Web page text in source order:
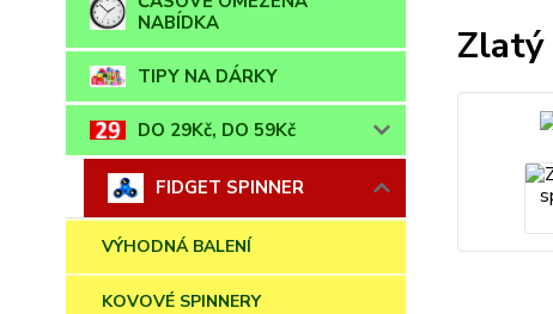
NABÍDKA
TIPY NA DÁRKY
DO 29Kč, DO 59Kč
FIDGET SPINNER
VÝHODNÁ BALENÍ
KOVOVÉ SPINNERY
Zlatý